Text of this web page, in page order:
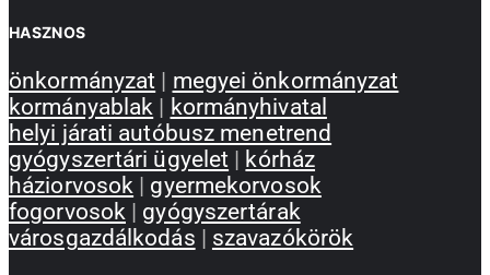
HASZNOS
önkormányzat | megyei önkormányzat
kormányablak | kormányhivatal
helyi járati autóbusz menetrend
gyógyszertári ügyelet | kórház
háziorvosok | gyermekorvosok
fogorvosok | gyógyszertárak
városgazdálkodás | szavazókörök